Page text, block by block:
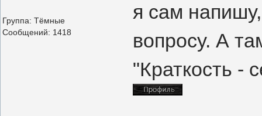
Группа: Тёмные
Сообщений: 1418
я сам
вопросу. А
"Краткость -